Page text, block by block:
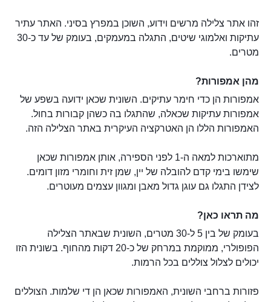
זהו אתר צלילה מרשים וידוע, השוכן במפרץ בסיני. האתר עתיר
עתיקות ואלמוגי שיטים, התגלה במעמקים, בעומק של עד כ-30
מטרים.
מהן אמפורות?
אמפורות הן כדי חימר עתיקים. השונית שכאן ידועה בשפע של
אמפורות עתיקות שכאלה, שהתגלו בה כשהן קבורות בחול.
האמפורות הללו הן האטרקציה העיקרית באתר הצלילה הזה.
מתוארכות למאה ה-1 לפני הספירה, אותן אמפורות שכאן
שימשו בימי קדם להובלה של יין, שמן זית וחומרי מזון דומים.
לצידן התגלו גם עוגן גדול מאבן ומגוון עצמים מעוטרים.
מה תראו כאן?
בעומק של בין 5 ל-30 מטרים, השונית שבאתר הצלילה
הפופולרי, ממוקמת במרחק של כ-20 דקות מהחוף. בשונית הזו
יכולים לצלול צוללים בכל הרמות.
פזורות ברחבי השונית, האמפורות שכאן הן די שלמות. הצוללים